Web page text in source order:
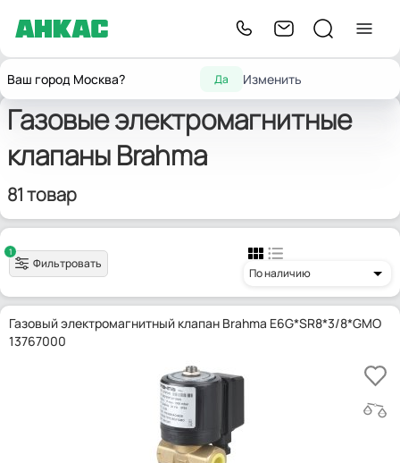
Ваш город Москва? Да Изменить
ГлавнаяЗапчасти для горелок Газовые э/м клапаны
Газовые электромагнитные
клапаны Brahma
81 товар
1
Фильтровать
По наличию
Газовый электромагнитный клапан Brahma E6G*SR8*3/8*GMO
13767000